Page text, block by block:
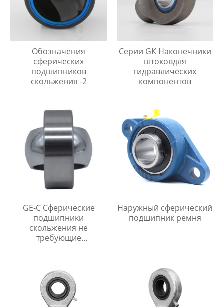
Обозначения
сферических
подшипников
скольжения -2
Серии GK Наконечники
штоковдля
гидравлических
компонентов
GE-C Сферические
подшипники
скольжения не
требующие
Наружный сферический
подшипник ремня